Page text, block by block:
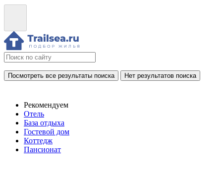
Посмотреть все результаты поиска Нет результатов поиска
Рекомендуем
Отель
База отдыха
Гостевой дом
Коттедж
Пансионат